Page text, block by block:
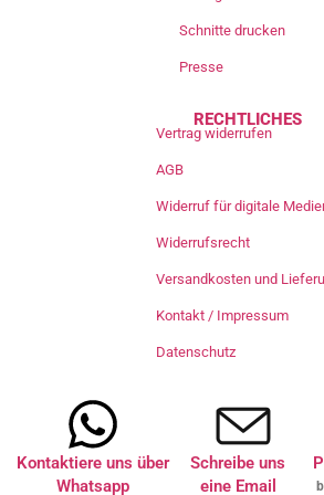
Schnitte drucken
Presse
RECHTLICHES
Vertrag widerrufen
AGB
Widerruf für digitale
Widerrufsrecht
Versandkosten und
Kontakt / Impressum
Datenschutz
Kontaktiere uns über
Whatsapp
Schreibe uns
eine Email